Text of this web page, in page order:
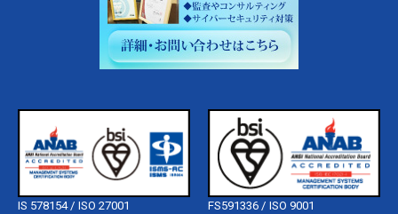
IS 578154 / ISO 27001
FS591336 / ISO 9001